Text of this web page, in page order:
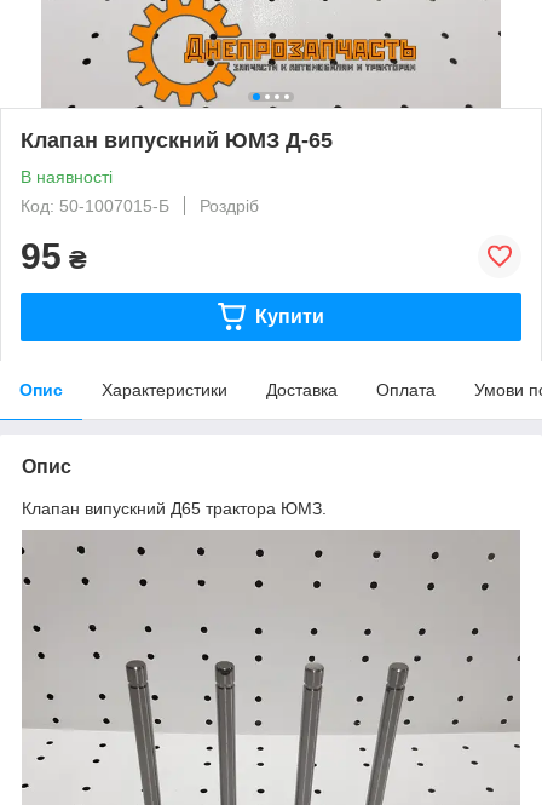
Клапан випускний ЮМЗ Д-65
В наявності
Код: 50-1007015-Б
Роздріб
95 ₴
Купити
Опис Характеристики Доставка Оплата Умови
Опис
Клапан випускний Д65 трактора ЮМЗ.